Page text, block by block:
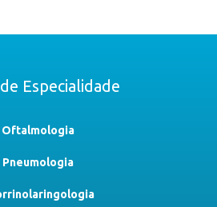
Especialidade
Oftalmologia
Pneumologia